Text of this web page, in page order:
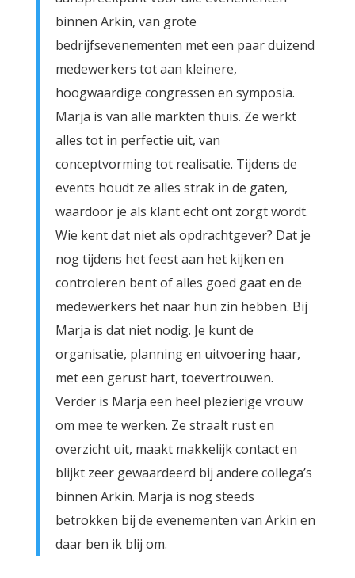
binnen Arkin, van grote
bedrijfsevenementen met een paar duizend
medewerkers tot aan kleinere,
hoogwaardige congressen en symposia.
Marja is van alle markten thuis. Ze werkt
alles tot in perfectie uit, van
conceptvorming tot realisatie. Tijdens de
events houdt ze alles strak in de gaten,
waardoor je als klant echt ont zorgt wordt.
Wie kent dat niet als opdrachtgever? Dat je
nog tijdens het feest aan het kijken en
controleren bent of alles goed gaat en de
medewerkers het naar hun zin hebben. Bij
Marja is dat niet nodig. Je kunt de
organisatie, planning en uitvoering haar,
met een gerust hart, toevertrouwen.
Verder is Marja een heel plezierige vrouw
om mee te werken. Ze straalt rust en
overzicht uit, maakt makkelijk contact en
blijkt zeer gewaardeerd bij andere collega’s
binnen Arkin. Marja is nog steeds
betrokken bij de evenementen van Arkin en
daar ben ik blij om.